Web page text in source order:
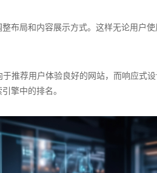
布局和内容展示方式。这样无论用户
推荐用户体验良好的网站，而响应式
擎中的排名。